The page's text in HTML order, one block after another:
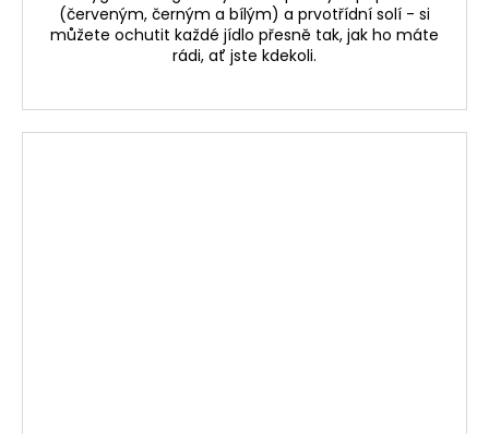
(červeným, černým a bílým) a prvotřídní solí - si
můžete ochutit každé jídlo přesně tak, jak ho máte
rádi, ať jste kdekoli.